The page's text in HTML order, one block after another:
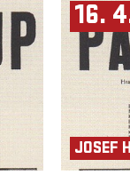
16.
JOSEF